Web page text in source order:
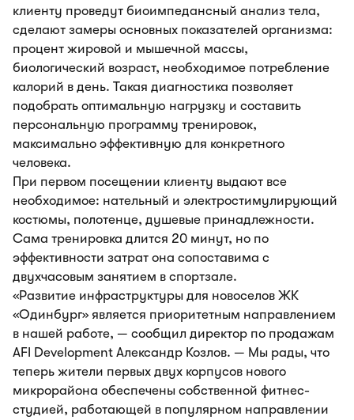
клиенту проведут биоимпедансный анализ тела,
сделают замеры основных показателей организма:
процент жировой и мышечной массы,
биологический возраст, необходимое потребление
калорий в день. Такая диагностика позволяет
подобрать оптимальную нагрузку и составить
персональную программу тренировок,
максимально эффективную для конкретного
человека.
При первом посещении клиенту выдают все
необходимое: нательный и электростимулирующий
костюмы, полотенце, душевые принадлежности.
Сама тренировка длится 20 минут, но по
эффективности затрат она сопоставима с
двухчасовым занятием в спортзале.
«Развитие инфраструктуры для новоселов ЖК
«Одинбург» является приоритетным направлением
в нашей работе, — сообщил директор по продажам
AFI Development Александр Козлов. — Мы рады, что
теперь жители первых двух корпусов нового
микрорайона обеспечены собственной фитнес-
студией, работающей в популярном направлении